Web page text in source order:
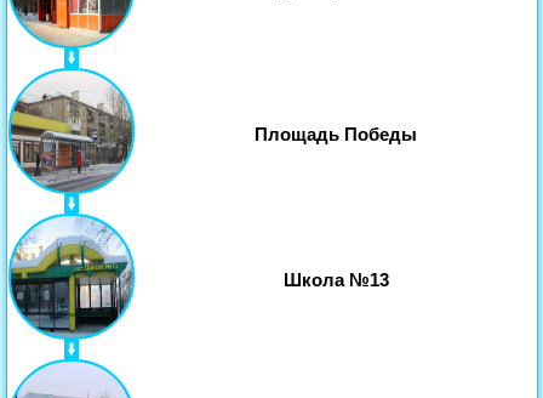
Площадь Победы
Школа №13